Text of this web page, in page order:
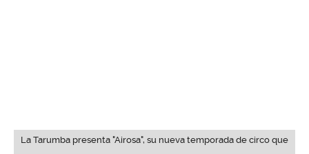
La Tarumba presenta "Airosa", su nueva temporada de circo que